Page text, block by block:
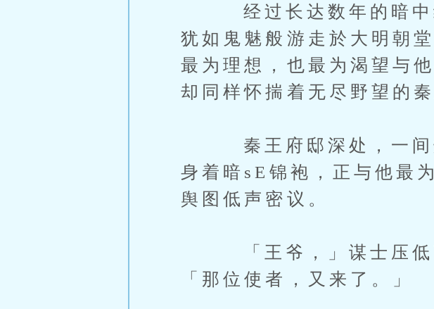
经过长达数年的暗中经
犹如鬼魅般游走於大明朝
最为理想，也最为渴望与
却同样怀揣着无尽野望的
秦王府邸深处，一间烛
身着暗sE锦袍，正与他最
舆图低声密议。
「王爷，」谋士压低了
「那位使者，又来了。」